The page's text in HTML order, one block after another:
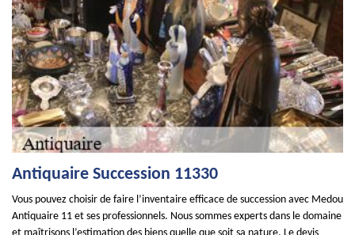
Antiquaire Succession 11330
Vous pouvez choisir de faire l’inventaire efficace de succession avec Medou
Antiquaire 11 et ses professionnels. Nous sommes experts dans le domaine